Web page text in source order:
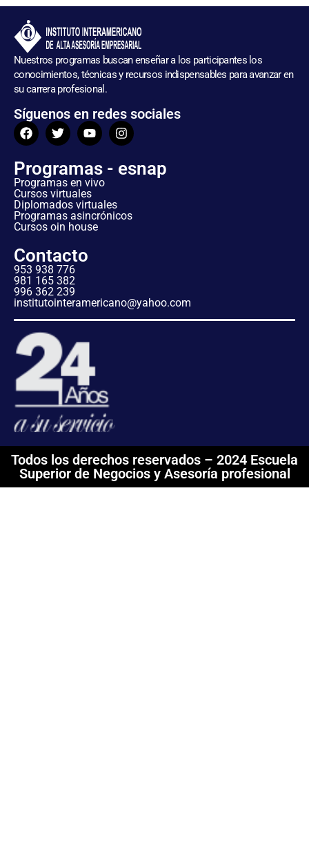
Nuestros programas buscan enseñar a los participantes los
conocimientos, técnicas y recursos indispensables para avanzar en
su carrera profesional.
Síguenos en redes sociales
Programas - esnap
Programas en vivo
Cursos virtuales
Diplomados virtuales
Programas asincrónicos
Cursos oin house
Contacto
953 938 776
981 165 382
996 362 239
institutointeramericano@yahoo.com
Todos los derechos reservados – 2024 Escuela
Superior de Negocios y Asesoría profesional